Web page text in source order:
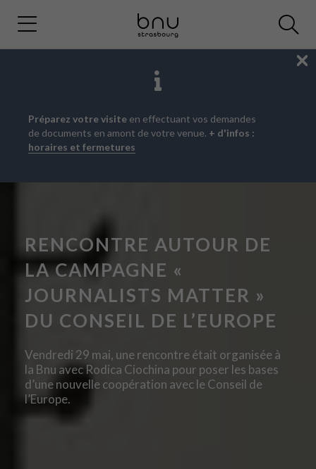
Aller
au
menu
Aller
au
contenu
Aller
à
la
Préparez votre visite en effectuant vos demandes
de documents en amont de votre venue. + d'infos :
horaires et fermetures
RENCONTRE AUTOUR DE
LA CAMPAGNE «
JOURNALISTS MATTER »
DU CONSEIL DE L’EUROPE
Vendredi 29 mai, une rencontre était organisée à
la Bnu avec Rodica Ciochina pour poser les bases
d’une nouvelle coopération avec le Conseil de
l’Europe.